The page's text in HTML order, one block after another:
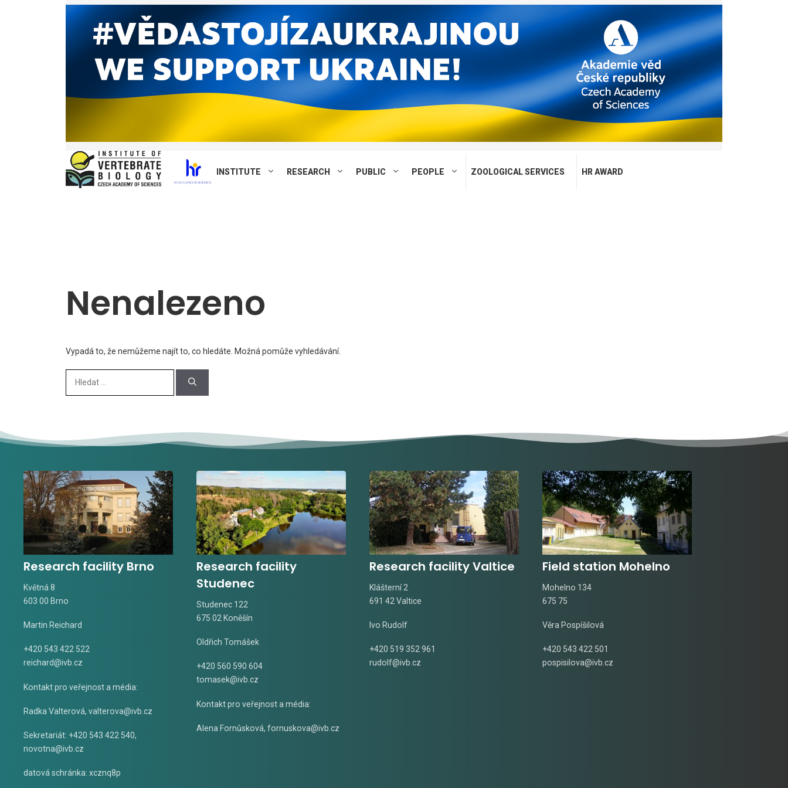
INSTITUTE RESEARCH PUBLIC PEOPLE ZOOLOGICAL SERVICES HR AWARD
Nenalezeno
Vypadá to, že nemůžeme najít to, co hledáte. Možná pomůže vyhledávání.
Research facility Brno
Květná 8
603 00 Brno
Martin Reichard
+420 543 422 522
reichard@ivb.cz
Kontakt pro veřejnost a média:
Radka Valterová, valterova@ivb.cz
Sekretariát: +420 543 422 540,
novotna@ivb.cz
datová schránka: xcznq8p
Research facility
Studenec
Studenec 122
675 02 Koněšín
Oldřich Tomášek
+420 560 590 604
tomasek@ivb.cz
Kontakt pro veřejnost a média:
Alena Fornůsková, fornuskova@ivb.cz
Research facility Valtice
Klášterní 2
691 42 Valtice
Ivo Rudolf
+420 519 352 961
rudolf@ivb.cz
Field station Mohelno
Mohelno 134
675 75
Věra Pospíšilová
+420 543 422 501
pospisilova@ivb.cz